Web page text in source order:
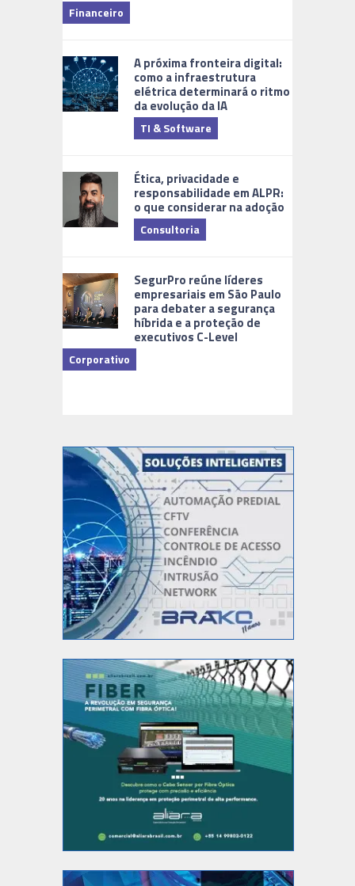
Financeiro
A próxima fronteira digital:
como a infraestrutura
elétrica determinará o ritmo
da evolução da IA
TI & Software
Ética, privacidade e
responsabilidade em ALPR:
o que considerar na adoção
Consultoria
SegurPro reúne líderes
empresariais em São Paulo
para debater a segurança
híbrida e a proteção de
executivos C-Level
Corporativo